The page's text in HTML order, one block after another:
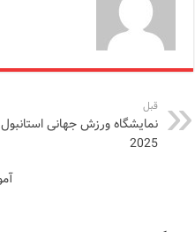
قبل
نمایشگاه ورزش جهانی استانبول
2025